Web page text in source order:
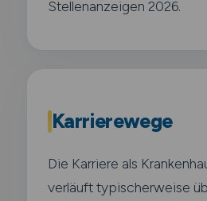
Stellenanzeigen 2026.
Karrierewege
Die Karriere als
verläuft typischerweise